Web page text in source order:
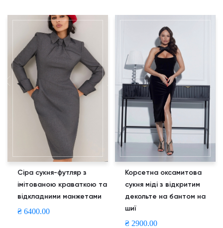
Сіра сукня-футляр з
імітованою краваткою та
відкладними манжетами
₴ 6400.00
Корсетна оксамитова
сукня міді з відкритим
декольте на бантом на
шиї
₴ 2900.00